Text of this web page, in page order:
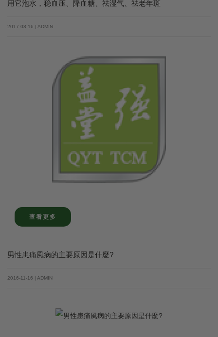
用它泡水，稳血压、降血糖、祛湿气、祛老年斑
2017-08-16 | ADMIN
查看更多
男性患痛風病的主要原因是什麼?
2016-11-16 | ADMIN